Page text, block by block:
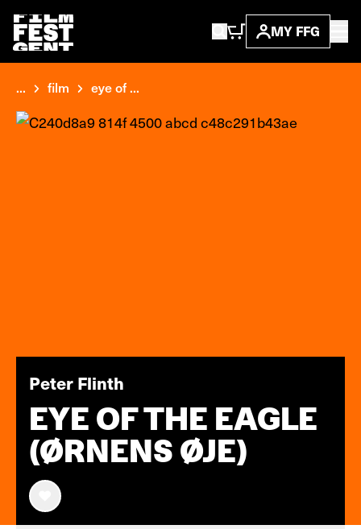
MY FFG
... film eye of ...
Peter Flinth
EYE OF THE EAGLE
(ØRNENS ØJE)